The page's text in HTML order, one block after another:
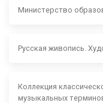
Министерство
Русская живопись.
Коллекция
музыкальных